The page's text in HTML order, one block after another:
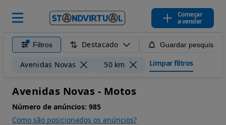
Começar
a vender
Filtros Destacado Guardar pesquisa
Avenidas Novas 50 km Limpar filtros
Avenidas Novas - Motos
Número de anúncios: 985
Como são posicionados os anúncios?